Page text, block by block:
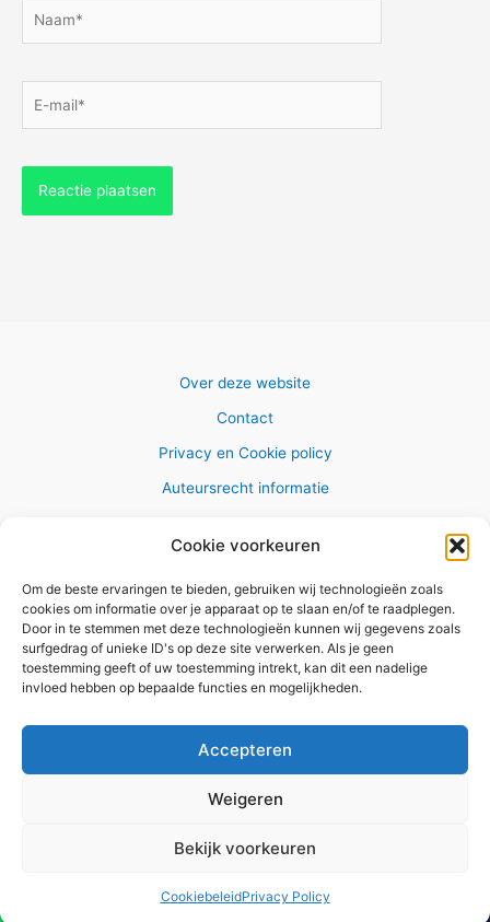
Cookie voorkeuren
Om de beste ervaringen te bieden, gebruiken wij technologieën zoals
cookies om informatie over je apparaat op te slaan en/of te raadplegen.
Door in te stemmen met deze technologieën kunnen wij gegevens zoals
surfgedrag of unieke ID's op deze site verwerken. Als je geen
toestemming geeft of uw toestemming intrekt, kan dit een nadelige
invloed hebben op bepaalde functies en mogelijkheden.
Accepteren
Weigeren
Bekijk voorkeuren
CookiebeleidPrivacy Policy
mail*
Over deze website
Contact
Privacy en Cookie policy
Auteursrecht informatie
Copyright © 2026 AlleWandelRoutes.nl
Vul hier je e-mail adres in om het
GRATIS wandelboekje te
ontvangen
Versturen